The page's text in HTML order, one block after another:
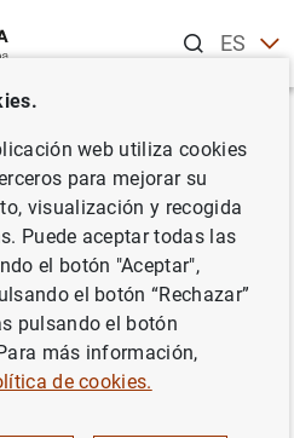
ESEN
nueva clave
web utiliza cookies
para mejorar su
visualización y recogida
Puede aceptar todas las
el botón "Aceptar",
el botón “Rechazar”
pulsando el botón
más información,
de cookies.